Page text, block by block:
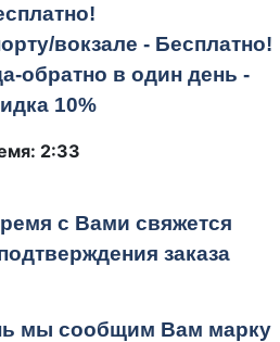
вокзале - Бесплатно!
обратно в один день -
10%
2:33
с Вами свяжется
заказа
мы сообщим Вам марку